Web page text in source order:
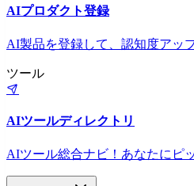
AIプロダクト登録
AI製品を登録して、認知度アッ
ツール
AIツールディレクトリ
AIツール総合ナビ！あなたにピ